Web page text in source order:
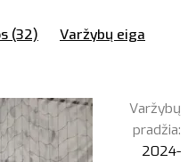
(32)
Varžybų eiga
Varžybų
pradžia:
2024-